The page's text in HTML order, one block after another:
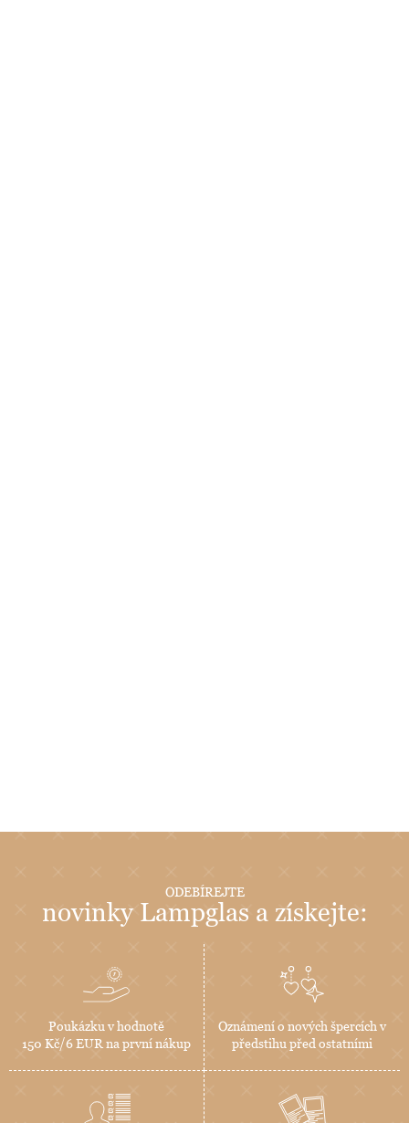
ODEBÍREJTE
novinky Lampglas a získejte:
Poukázku v hodnotě
150 Kč/6 EUR na první nákup
Oznámení o nových špercích v
předstihu před ostatními